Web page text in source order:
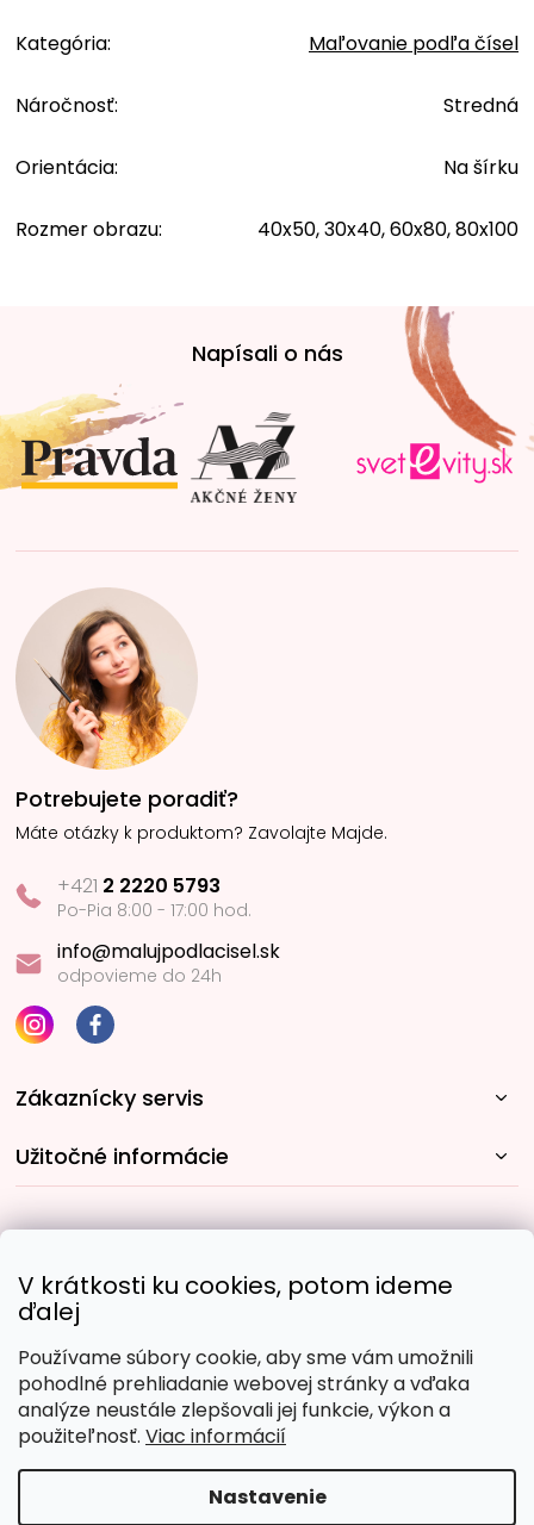
V krátkosti ku cookies, potom ideme
ďalej
Používame súbory cookie, aby sme vám umožnili
pohodlné prehliadanie webovej stránky a vďaka
analýze neustále zlepšovali jej funkcie, výkon a
použiteľnosť. Viac informácií
Nastavenie
Kategória: Maľovanie podľa čísel
Náročnosť: Stredná
Orientácia: Na šírku
Rozmer obrazu: 40x50, 30x40, 60x80, 80x100
t
i
e
Napísali o nás
Potrebujete poradiť?
Máte otázky k produktom? Zavolajte Majde.
+421 2 2220 5793
Po-Pia 8:00 - 17:00 hod.
info@malujpodlacisel.sk
odpovieme do 24h
Zákaznícky servis
Užitočné informácie
Obľúbené spôsoby platby: